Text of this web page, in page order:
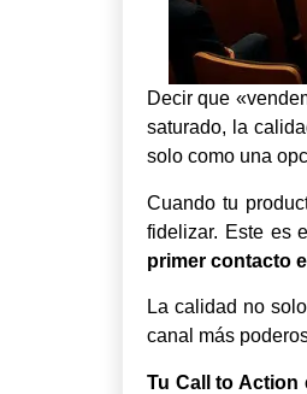
Decir que
saturado, la
solo como una
Cuando tu
fidelizar. Este es
primer contacto
La calidad no
canal más
Tu Call to Action